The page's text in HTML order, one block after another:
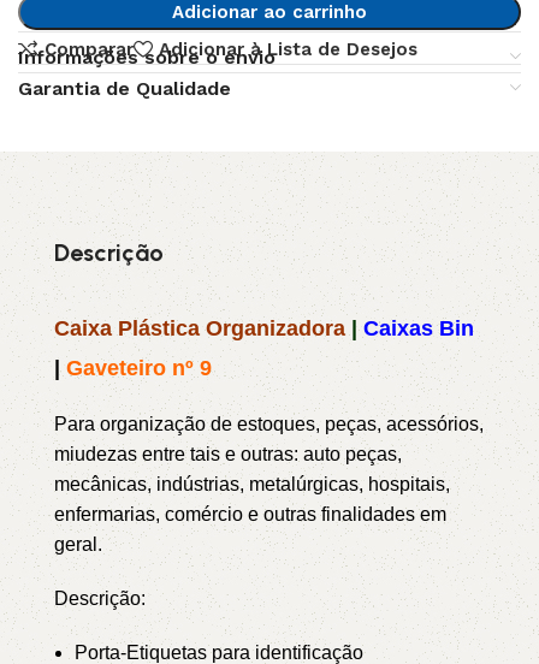
Adicionar ao carrinho
Comparar
Adicionar à Lista de Desejos
Informações sobre o envio
Garantia de Qualidade
Descrição
Caixa Plástica Organizadora Caixas Bin
| Gaveteiro nº 9
Para organização de estoques, peças, acessórios,
miudezas entre tais e outras: auto peças,
mecânicas, indústrias, metalúrgicas, hospitais,
enfermarias, comércio e outras finalidades em
geral.
Descrição:
Porta-Etiquetas para identificação